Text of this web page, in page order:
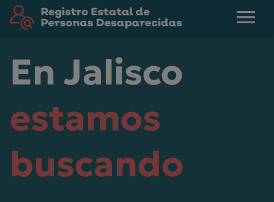
En Jalisco
estamos
buscando